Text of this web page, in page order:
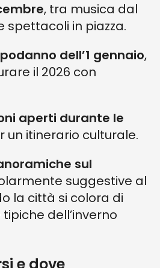
, tra musica dal
spettacoli in piazza.
dell’1 gennaio,
il 2026 con
aperti durante le
un itinerario culturale.
sul
suggestive al
la città si colora di
dell’inverno